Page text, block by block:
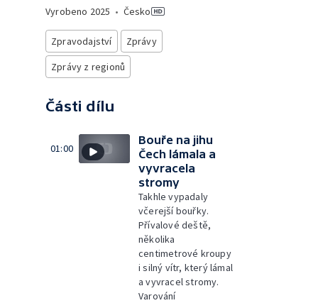
Vyrobeno 2025 • Česko
Zpravodajství
Zprávy
Zprávy z regionů
Části dílu
01:00
Bouře na jihu
Čech lámala a
vyvracela
stromy
Takhle vypadaly
včerejší bouřky.
Přívalové deště,
několika
centimetrové kroupy
i silný vítr, který lámal
a vyvracel stromy.
Varování